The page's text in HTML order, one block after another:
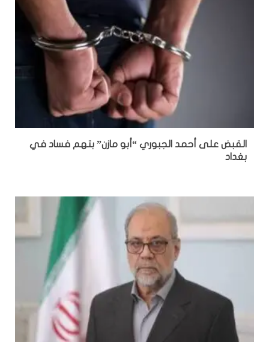
القبض على أحمد الجبوري “أبو مازن” بتهم فساد في
بغداد